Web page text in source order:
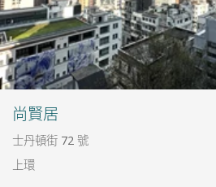
尚賢居
士丹頓街 72 號
上環